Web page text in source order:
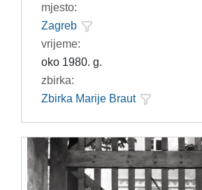
mjesto:
Zagreb
vrijeme:
oko 1980. g.
zbirka:
Zbirka Marije Braut